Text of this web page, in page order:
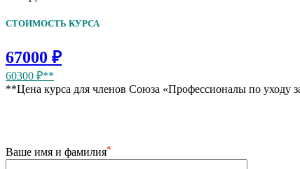
СТОИМОСТЬ КУРСА
67000 ₽
60300 ₽**
**Цена курса для членов Союза «Профессионалы по уходу
Ваше имя и фамилия*